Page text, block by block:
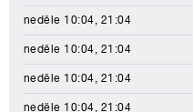
neděle 10:04, 21:04
neděle 10:04, 21:04
neděle 10:04, 21:04
neděle 10:04, 21:04